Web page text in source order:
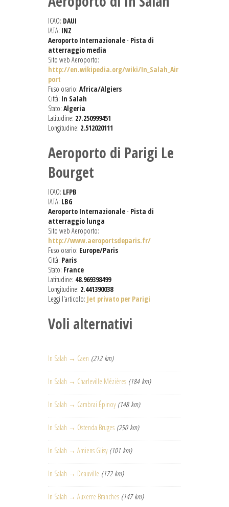
ICAO: DAUI
IATA: INZ
Aeroporto Internazionale- Pista di
atterraggio media
Sito web Aeroporto:
http://en.wikipedia.org/wiki/In_Salah_Air
port
Fuso orario: Africa/Algiers
Città: In Salah
Stato: Algeria
Latitudine: 27.250999451
Longitudine: 2.512020111
Aeroporto di Parigi Le
Bourget
ICAO: LFPB
IATA: LBG
Aeroporto Internazionale- Pista di
atterraggio lunga
Sito web Aeroporto:
http://www.aeroportsdeparis.fr/
Fuso orario: Europe/Paris
Città: Paris
Stato: France
Latitudine: 48.969398499
Longitudine: 2.441390038
Leggi l'articolo: Jet privato per Parigi
Voli alternativi
In Salah → Caen (212 km)
In Salah → Charleville Mézières (184 km)
In Salah → Cambrai Épinoy (148 km)
In Salah → Ostenda Bruges (250 km)
In Salah → Amiens Glisy (101 km)
In Salah → Deauville (172 km)
In Salah → Auxerre Branches (147 km)